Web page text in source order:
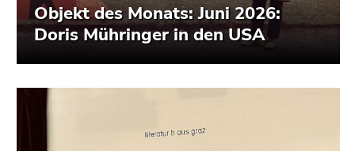
Objekt des Monats: Juni 2026:
Doris Mühringer in den USA